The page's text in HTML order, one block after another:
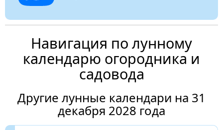
Навигация по лунному
календарю огородника и
садовода
Другие лунные календари на 31
декабря 2028 года